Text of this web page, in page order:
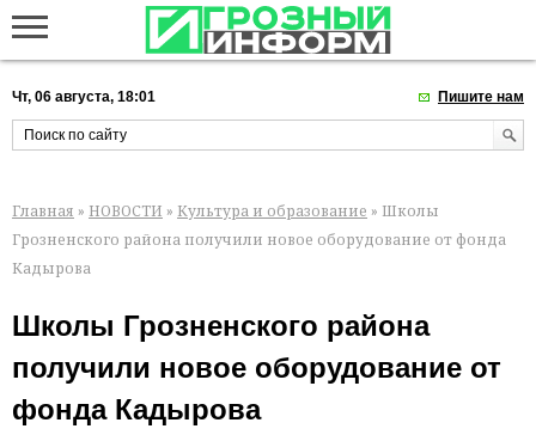
Чт, 06 августа, 18:01 Пишите нам
Главная » НОВОСТИ » Культура и образование » Школы
Грозненского района получили новое оборудование от фонда
Кадырова
Школы Грозненского района
получили новое оборудование от
фонда Кадырова